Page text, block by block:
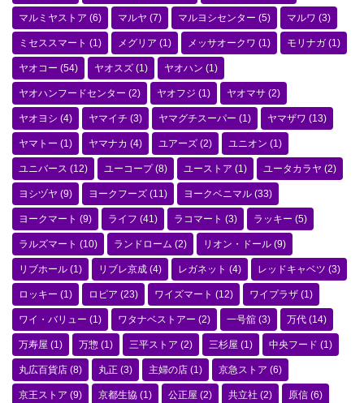
マルミヤストア (6) マルヤ (7) マルヨシセンター (5) マルワ (3)
ミセススマート (1) メグリア (1) メッサオークワ (1) モリナガ (1)
ヤオコー (54) ヤオスズ (1) ヤオハン (1)
ヤオハンフードセンター (2) ヤオフジ (1) ヤオマサ (2)
ヤオヨシ (4) ヤマイチ (3) ヤマグチスーパー (1) ヤマザワ (13)
ヤマトー (1) ヤマナカ (4) ユアーズ (2) ユニオン (1)
ユニバース (12) ユーコープ(8) ユーストア (1) ユータカラヤ (2)
ヨシヅヤ (9) ヨークフーズ (11) ヨークベニマル (33)
ヨークマート (9) ライフ (41) ラコマート (3) ラッキー (5)
ラルズマート (10) ランドローム (2) リオン・ドール (9)
リブホール (1) リブレ京成 (4) レガネット (4) レッドキャベツ (3)
ロッキー (1) ロピア (23) ワイズマート (12) ワイプラザ (1)
ワイ・バリュー (1) ワタナベストアー (2) 一号舘 (3) 万代 (14)
万寿屋 (1) 万惣 (1) 三平ストア (2) 三杉屋 (1) 中央フード (1)
丸広百貨店 (8) 丸正 (3) 主婦の店 (1) 京急ストア (6)
京王ストア (9) 京都生協 (1) 公正屋 (2) 共立社 (2) 原信 (6)